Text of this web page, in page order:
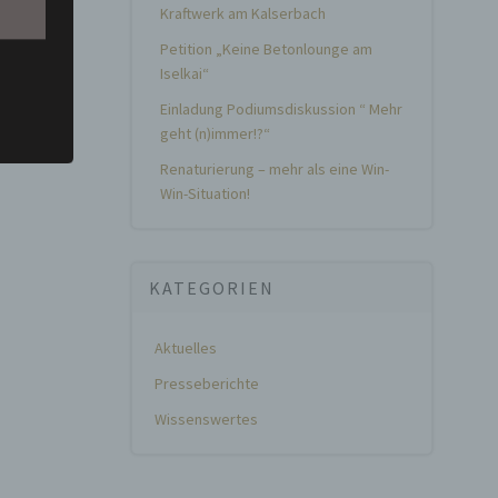
Kraftwerk am Kalserbach
Petition „Keine Betonlounge am
Iselkai“
Einladung Podiumsdiskussion “ Mehr
geht (n)immer!?“
Renaturierung – mehr als eine Win-
Win-Situation!
KATEGORIEN
Aktuelles
Presseberichte
Wissenswertes
zu